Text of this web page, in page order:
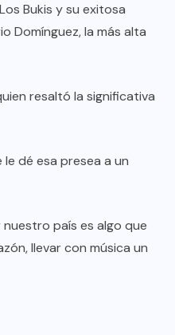
Bukis y su exitosa
Domínguez, la más alta
resaltó la significativa
le dé esa presea a un
país es algo que
llevar con música un